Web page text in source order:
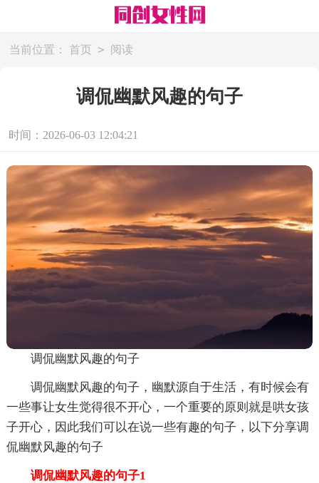
当前位置： 首页 > 阅读
调侃幽默风趣的句子
时间：2026-06-03 12:04:21
调侃幽默风趣的句子
调侃幽默风趣的句子，幽默源自于生活，有时候会有
一些事让女生觉得很不开心，一个重要的原则就是哄女孩
子开心，因此我们可以在说一些有趣的句子，以下分享调
侃幽默风趣的句子
调侃幽默风趣的句子1